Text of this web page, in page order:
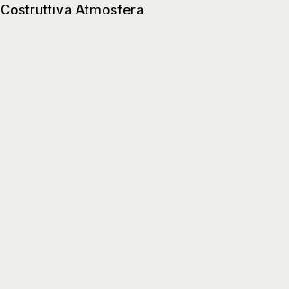
Costruttiva Atmosfera